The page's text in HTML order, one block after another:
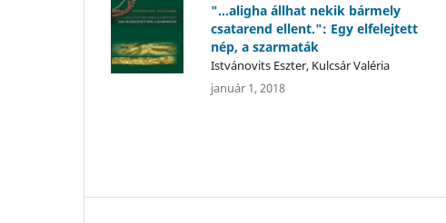
"...aligha állhat nekik bármely
csatarend ellent.": Egy elfelejtett
nép, a szarmaták
Istvánovits Eszter, Kulcsár Valéria
január 1, 2018